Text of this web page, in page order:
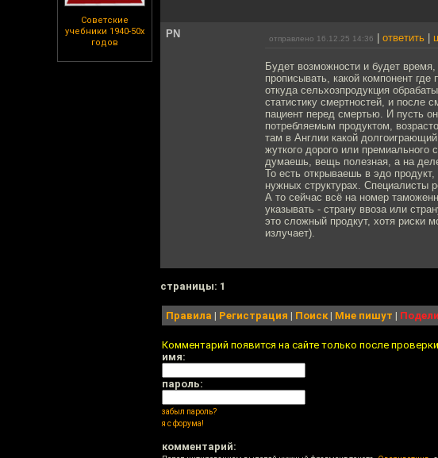
Советские
учебники 1940-50х
годов
PN отправлено 16.12.25 14:36 ответить
Будет возможности и будет
прописывать, какой компонент
откуда сельхозпродукция
статистику смертностей, и после
пациент перед смертью. И пусть
потребляемым продуктом,
там в Англии какой
жуткого дорого или
думаешь, вещь полезная, а на
То есть открываешь в эдо
нужных структурах. Специалисты
А то сейчас всё на номер
указывать - страну ввоза или
это сложный продкут, хотя риски
излучает).
cтраницы: 1
Правила | Регистрация | Поиск| Мне пишут |
Комментарий появится на сайте только после
имя:
пароль:
забыл пароль?
я с форума!
комментарий: